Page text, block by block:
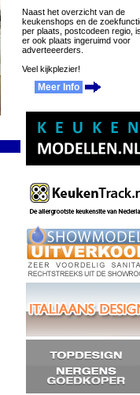
Naast het overzicht van de
keukenshops en de
per plaats, postcodeen regio, is
er ook plaats ingeruimd voor
adverteeerders.
Veel kijkplezier!
Meer Info